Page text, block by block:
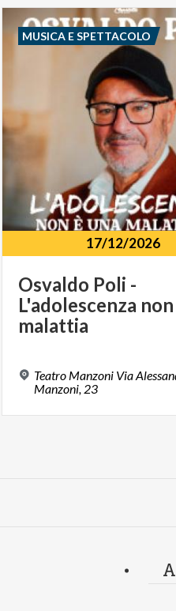
17/12/2026
Osvaldo Poli -
L'adolescenza
malattia
Teatro Manzoni Via
Manzoni, 23
MUSICA E SPETTACOLO